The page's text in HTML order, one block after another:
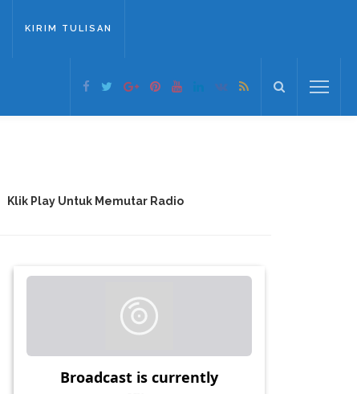
KIRIM TULISAN
Klik Play Untuk Memutar Radio